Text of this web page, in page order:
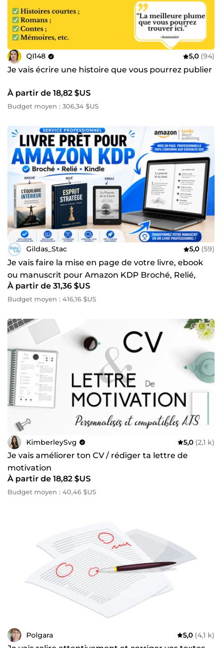
QI148 5,0 (94)
Je vais écrire une histoire que vous pourrez publier
À partir de 18,82 $US
Budget moyen : 306,34 $US
Gildas_Stac 5,0 (59)
Je vais faire la mise en page de votre livre, ebook
ou manuscrit pour Amazon KDP Broché, Relié,
Kindle
À partir de 31,36 $US
Budget moyen : 416,16 $US
KimberleySvg 5,0 (2,1 k)
Je vais améliorer ton CV / rédiger ta lettre de
motivation
À partir de 18,82 $US
Budget moyen : 40,46 $US
Polgara 5,0 (4,1 k)